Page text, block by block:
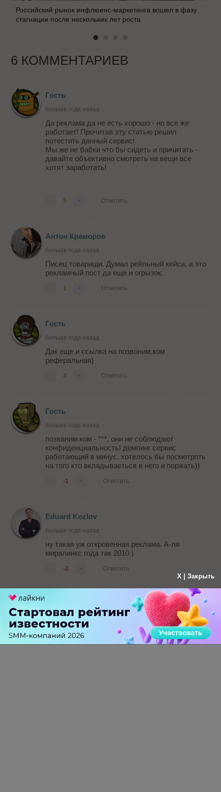
Российский рынок инфлюенс-маркетинга вошел в фазу
стагнации после нескольких лет роста
6 КОММЕНТАРИЕВ
Гость
больше года назад
Да реклама да не есть хорошо - но все же
работает! Прочитав эту статью решил
потестить данный сервис!
Мы же не бабки что бы сидеть и причитать -
давайте объективно смотреть на вещи все
хотят заработать!
5 Ответить
Антон Краморов
больше года назад
Писец товарищи. Думал рейльный кейса, а это
рекламный пост да еще и огрызок.
1 Ответить
Гость
больше года назад
Дак еще и ссылка на позвоним.ком
реферальная)
4 Ответить
Гость
больше года назад
позваним.ком - ***, они не соблюдают
конфиденциальность! демпинг сервис
работающий в минус, хотелось бы посмотрпть
на того кто вкладываеться в него и поржать))
-1 Ответить
Eduard Kozlov
больше года назад
ну такая уж откровенная реклама. А-ля
миралинкс года так 2010 )
-2 Ответить
больше года назад
Такими темпами в "Магазин на диване"
превратитесь!
X | Закрыть